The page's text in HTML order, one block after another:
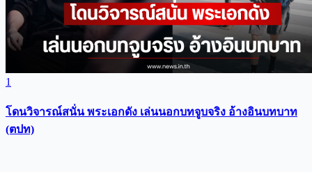
1
โดนวิจารณ์สนั่น พระเอกดัง เล่นนอกบทจูบจริง อ้างอินบทบาท
(ตปท)